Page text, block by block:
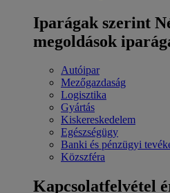
Iparágak szerint
megoldások
Autóipar
Mezőgazdaság
Logisztika
Gyártás
Kiskereskedelem
Egészségügy
Banki és pénzügyi
Közszféra
Kapcsolatfelvétel